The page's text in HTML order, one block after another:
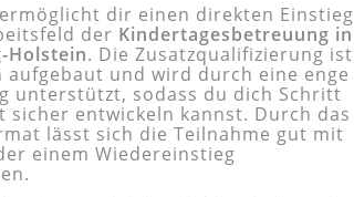
dir einen direkten Einstieg
der Kindertagesbetreuung in
Holstein. Die Zusatzqualifizierung ist
aufgebaut und wird durch eine enge
unterstützt, sodass du dich Schritt
sicher entwickeln kannst. Durch das
lässt sich die Teilnahme gut mit
einem Wiedereinstieg